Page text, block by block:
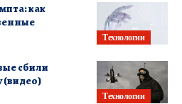
Технологии
как
Технологии
сбили
(видео)